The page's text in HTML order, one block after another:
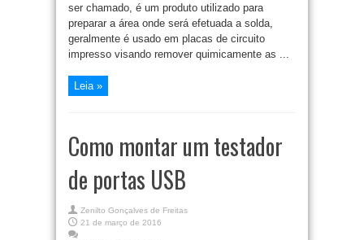
ser chamado, é um produto utilizado para
preparar a área onde será efetuada a solda,
geralmente é usado em placas de circuito
impresso visando remover quimicamente as ...
Leia »
Como montar um testador
de portas USB
Zenilto Gonçalves de Freitas
21 de março de 2016